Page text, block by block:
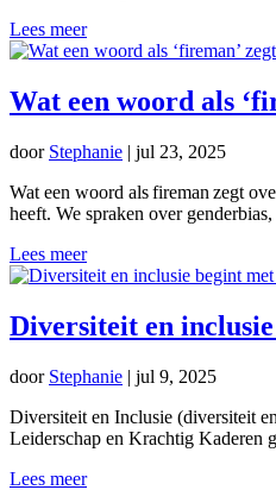
Lees meer
Wat een woord als
door Stephanie | jul 23, 2025
Wat een woord als fireman zegt
heeft. We spraken over
Lees meer
Diversiteit en
door Stephanie | jul 9, 2025
Diversiteit en Inclusie (diversiteit
Leiderschap en Krachtig Kaderen
Lees meer